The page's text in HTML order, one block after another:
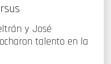
y José
talento en la